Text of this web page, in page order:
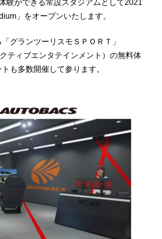
験ができる常設スタジアムとして2021
」をオープンいたします。
グランツーリスモＳＰＯＲＴ」
ティブエンタテインメント）の無料体
も多数開催して参ります。